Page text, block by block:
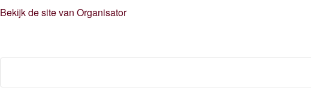
Bekijk de site van Organisator